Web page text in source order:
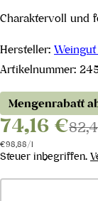
Charaktervoll und
Hersteller:
Artikelnummer:
Mengenrabatt
74,16 €
Stückpreis
€98,88/pro
l
Steuer inbegriffen.